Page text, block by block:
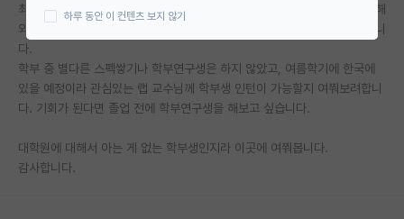
연구실(PI) 홍보 게시판
석박사 채용 정보 게시판
임용 정보 게시판
학부 인턴 게시판
최근 카이스트 문화기술대학원의 연구 분야에 관심이 생겨서 알아보던 중 해
외대는 표본이 많지 않아서 제 스펙으로 지원이 가능할지 궁금해서 여쭤봅니
다.
학부 중 별다른 스펙쌓기나 학부연구생은 하지 않았고, 여름학기에 한국에
있을 예정이라 관심있는 랩 교수님께 학부생 인턴이 가능할지 여쭤보려합니
다. 기회가 된다면 졸업 전에 학부연구생을 해보고 싶습니다.
대학원에 대해서 아는 게 없는 학부생인지라 이곳에 여쭤봅니다.
감사합니다.
하루 동안 이 컨텐츠 보지 않기